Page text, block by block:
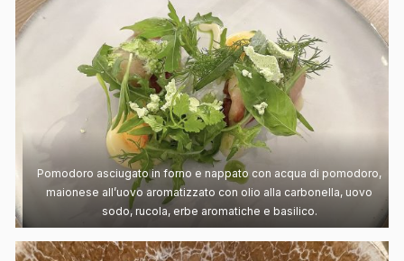
Pomodoro asciugato in forno e nappato con acqua di pomodoro,
maionese all’uovo aromatizzato con olio alla carbonella, uovo
sodo, rucola, erbe aromatiche e basilico.